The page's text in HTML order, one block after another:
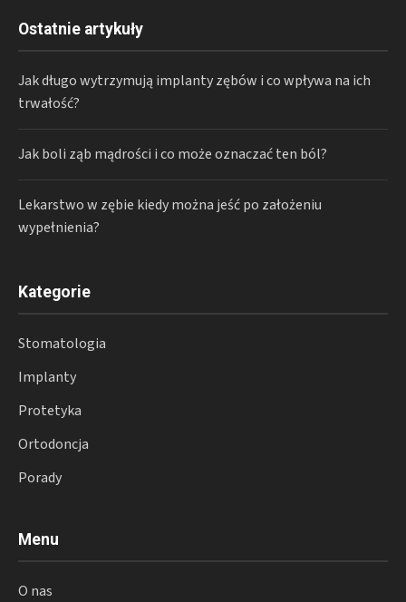
Ostatnie artykuły
Jak długo wytrzymują implanty zębów i co wpływa na ich
trwałość?
Jak boli ząb mądrości i co może oznaczać ten ból?
Lekarstwo w zębie kiedy można jeść po założeniu
wypełnienia?
Kategorie
Stomatologia
Implanty
Protetyka
Ortodoncja
Porady
Menu
O nas